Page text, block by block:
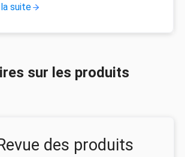
suite
sur les produits
des produits